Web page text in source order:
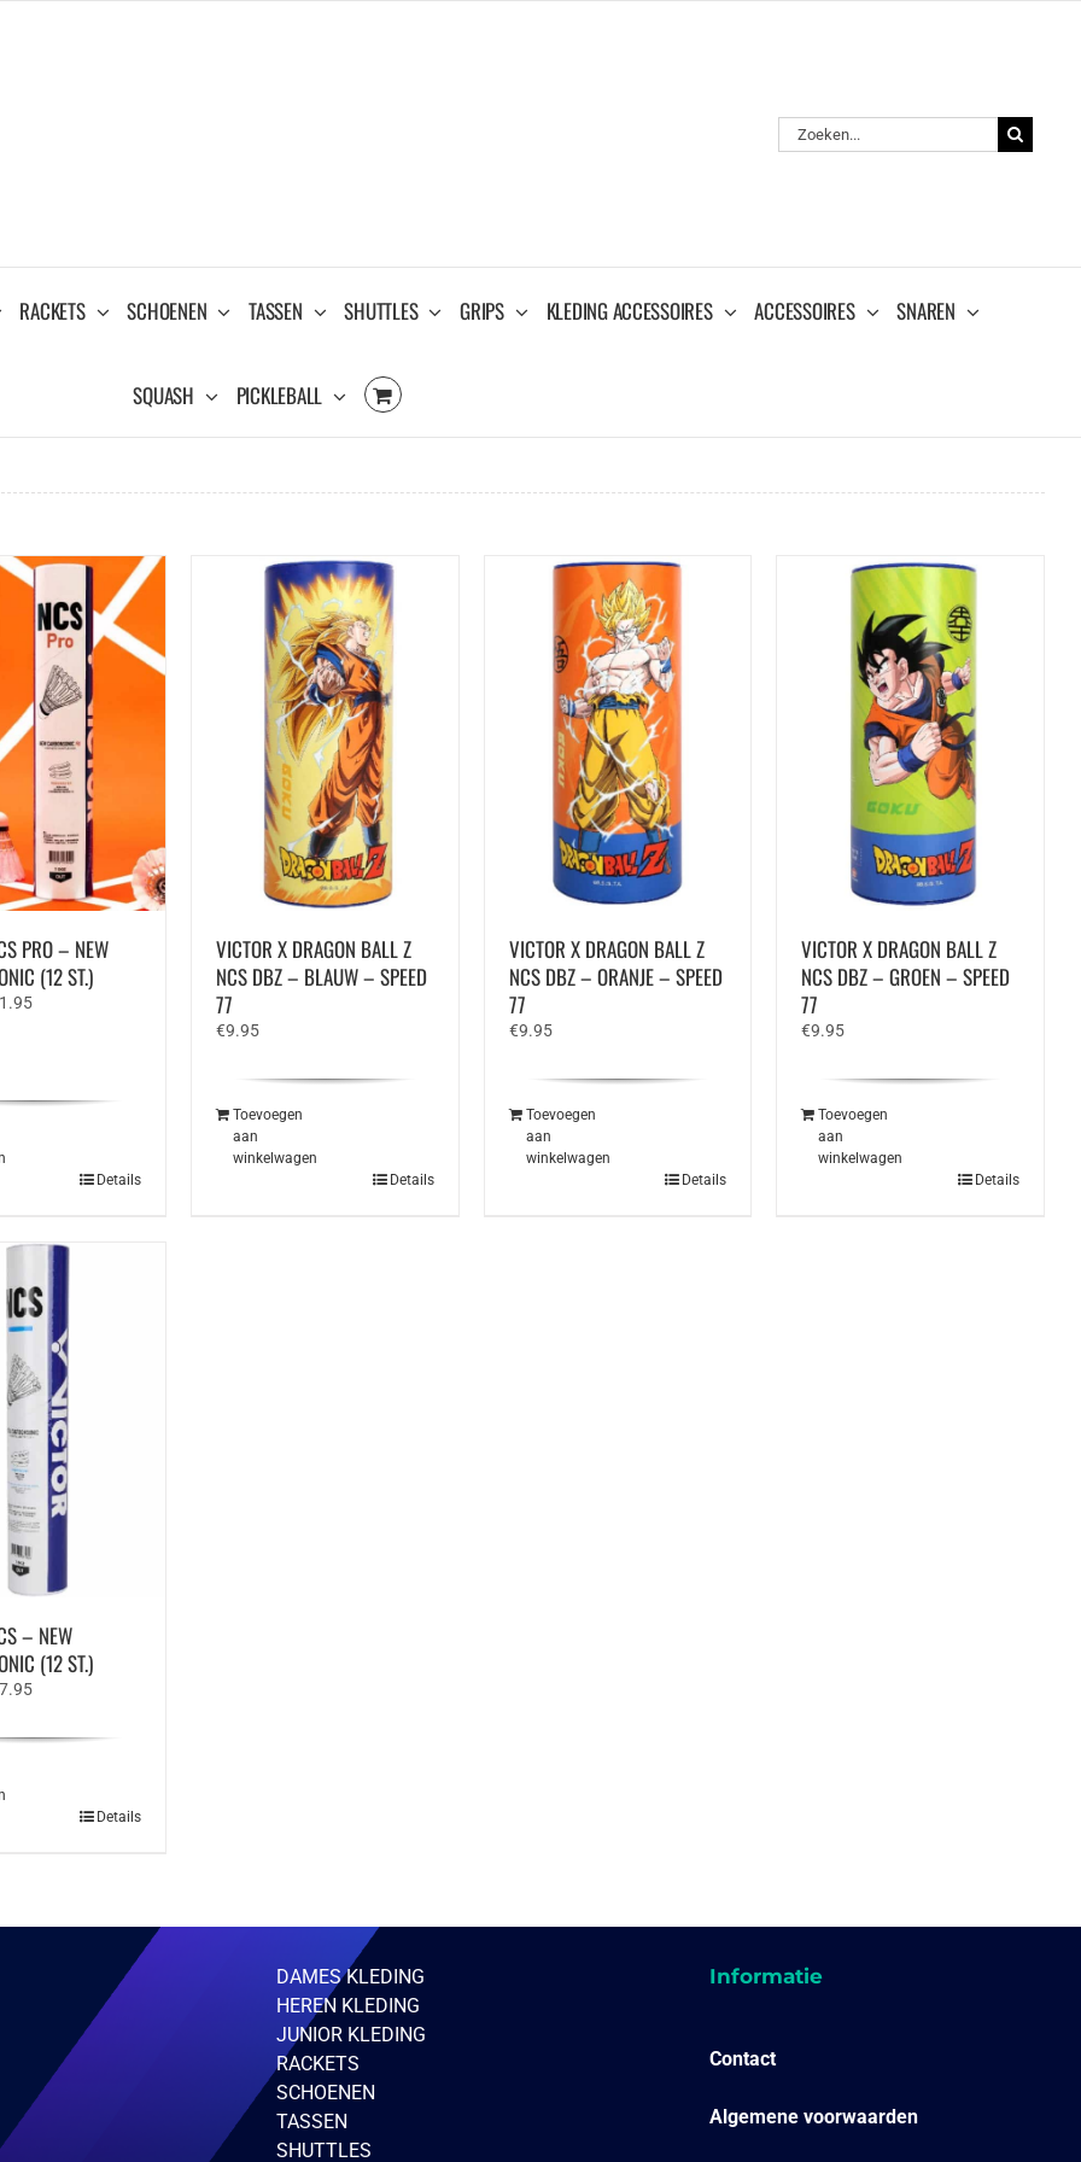
Zoeken
naar:
RACKETS SCHOENEN TASSEN SHUTTLES GRIPS KLEDING ACCESSOIRES ACCESSOIRES SNAREN
SQUASH PICKLEBALL
PRO – NEW
(12 ST.)
Huidige
Details
VICTOR X DRAGON BALL Z
NCS DBZ – BLAUW – SPEED
77
€9.95
Toevoegen
aan
winkelwagen
Details
VICTOR X DRAGON BALL Z
NCS DBZ – ORANJE – SPEED
77
€9.95
Toevoegen
aan
winkelwagen
Details
VICTOR X DRAGON BALL Z
NCS DBZ – GROEN – SPEED
77
€9.95
Toevoegen
aan
winkelwagen
Details
– NEW
(12 ST.)
Huidige
is:
Details
DAMES KLEDING
HEREN KLEDING
JUNIOR KLEDING
RACKETS
SCHOENEN
TASSEN
SHUTTLES
Informatie
Contact
Algemene voorwaarden